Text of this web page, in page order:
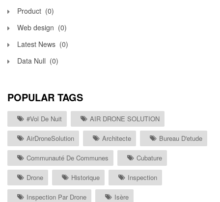
Product (0)
Web design (0)
Latest News (0)
Data Null (0)
POPULAR TAGS
#vol De Nuit AIR DRONE SOLUTION
AirDroneSolution Architecte Bureau D'etude
Communauté De Communes Cubature
Drone Historique Inspection
Inspection Par Drone Isère